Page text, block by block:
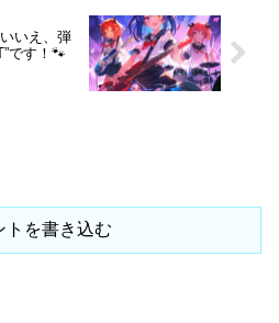
、心のBGMを奏でてみませんか。
っても足りないのなら、ベンチマーク
似、サムネイルや構成にも磨きをか
う。共感を呼び、問題を提示し、自
の音で解決を導く。それが、読まれ
・聴かれる作品づくりの第一歩です。
いえ、弾
です！🐾
トを書き込む